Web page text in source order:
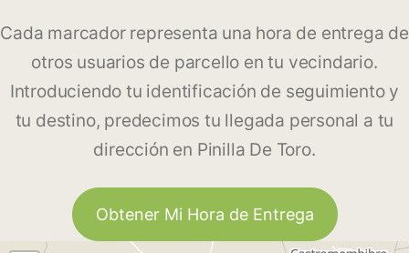
Cada marcador representa una hora de entrega de
otros usuarios de parcello en tu vecindario.
Introduciendo tu identificación de seguimiento y
tu destino, predecimos tu llegada personal a tu
dirección en Pinilla De Toro.
Obtener Mi Hora de Entrega